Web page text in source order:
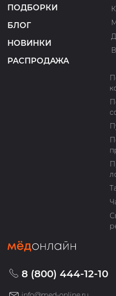
ПОДБОРКИ
БЛОГ
НОВИНКИ
РАСПРОДАЖА
8 (800) 444-12-10